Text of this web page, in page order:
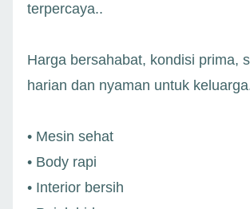
terpercaya..
Harga bersahabat, kondisi prima,
harian dan nyaman untuk
• Mesin sehat
• Body rapi
• Interior bersih